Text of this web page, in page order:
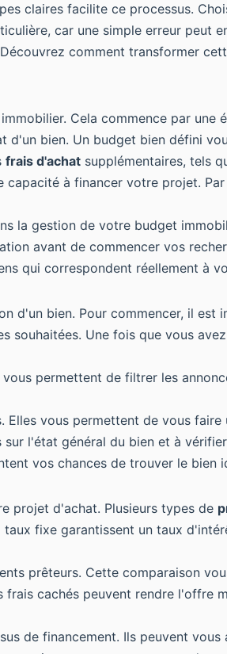
claires facilite ce processus.
car une simple erreur peut
comment transformer
Cela commence par
bien. Un budget bien défini
frais d'achat supplémentaires, tels
à financer votre projet.
la gestion de votre budget
avant de commencer vos
qui correspondent réellement à
d'un bien. Pour commencer, il est
Une fois que vous
permettent de filtrer les
vous permettent de vous
l'état général du bien et à
vos chances de trouver le bien
projet d'achat. Plusieurs types de
fixe garantissent un taux
prêteurs. Cette comparaison
cachés peuvent rendre l'offre
de financement. Ils peuvent